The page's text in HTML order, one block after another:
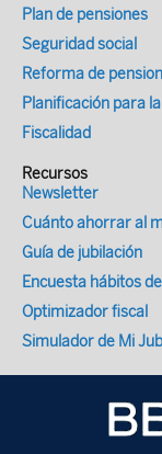
habitual
jubilación
4%.
financiero
durante
de dinero
evolución
regla,
alta de no
una
inversión y
jubilarte
Según
Plan de pensiones
Seguridad social
Reforma de
Planificación para
Fiscalidad
Recursos
Newsletter
Cuánto ahorrar al
Guía de jubilación
Encuesta hábitos
Optimizador fiscal
Simulador de Mi